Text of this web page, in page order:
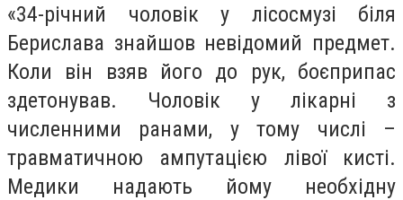
«34-річний чоловік у лісосмузі біля
Берислава знайшов невідомий предмет.
Коли він взяв його до рук, боєприпас
здетонував. Чоловік у лікарні з
численними ранами, у тому числі –
травматичною ампутацією лівої кисті.
Медики надають йому необхідну